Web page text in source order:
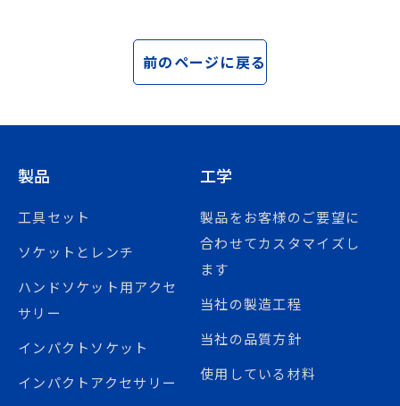
前のページに戻る
製品
工具セット
ソケットとレンチ
ハンドソケット用アクセ
サリー
インパクトソケット
インパクトアクセサリー
工学
製品をお客様のご要望に
合わせてカスタマイズし
ます
当社の製造工程
当社の品質方針
使用している材料